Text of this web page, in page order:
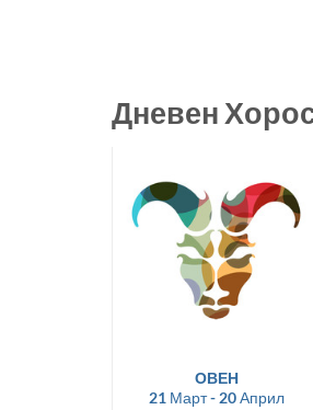
Дневен
ОВЕН
21 Март - 20 Април